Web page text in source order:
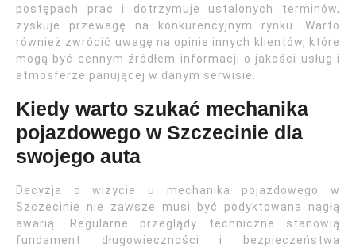
postępach prac i dotrzymuje ustalonych terminów,
zyskuje przewagę na konkurencyjnym rynku. Warto
również zwrócić uwagę na opinie innych klientów, które
mogą być cennym źródłem informacji o jakości usług i
atmosferze panującej w danym serwisie.
Kiedy warto szukać mechanika
pojazdowego w Szczecinie dla
swojego auta
Decyzja o wizycie u mechanika pojazdowego w
Szczecinie nie zawsze musi być podyktowana nagłą
awarią. Regularne przeglądy techniczne stanowią
fundament długowieczności i bezpieczeństwa